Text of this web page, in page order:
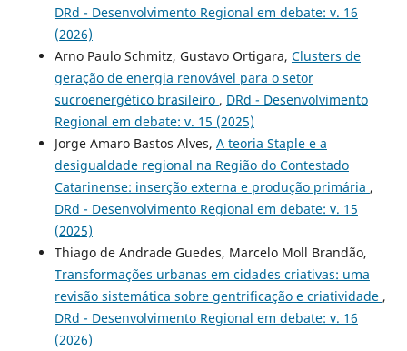
DRd - Desenvolvimento Regional em debate: v. 16
(2026)
Arno Paulo Schmitz, Gustavo Ortigara, Clusters de
geração de energia renovável para o setor
sucroenergético brasileiro , DRd - Desenvolvimento
Regional em debate: v. 15 (2025)
Jorge Amaro Bastos Alves, A teoria Staple e a
desigualdade regional na Região do Contestado
Catarinense: inserção externa e produção primária ,
DRd - Desenvolvimento Regional em debate: v. 15
(2025)
Thiago de Andrade Guedes, Marcelo Moll Brandão,
Transformações urbanas em cidades criativas: uma
revisão sistemática sobre gentrificação e criatividade ,
DRd - Desenvolvimento Regional em debate: v. 16
(2026)